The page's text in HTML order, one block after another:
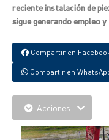
reciente instalación de
sigue generando empleo
Compartir en
Compartir en
Acciones